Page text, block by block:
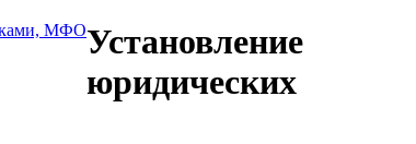
МФОУстановление
юридических